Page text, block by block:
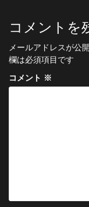
ビ
ゲ
ー
シ
コメントを
メールアドレスが公
欄は必須項目です
コメント ※